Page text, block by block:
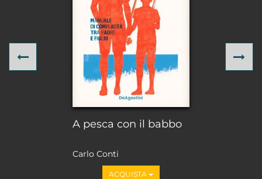
A pesca con il babbo
Carlo Conti
ACQUISTA
Previous